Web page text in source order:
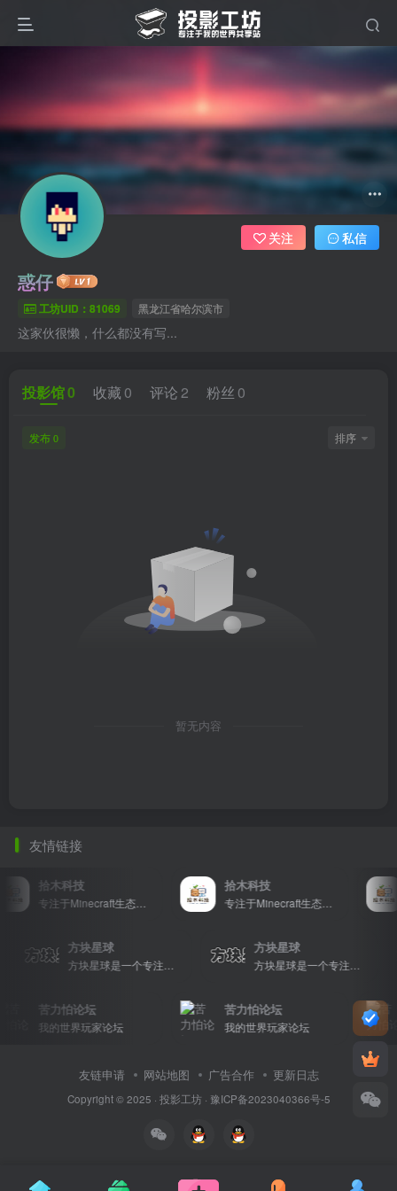
惑仔
工坊UID：81069 黑龙江省哈尔滨市
这家伙很懒，什么都没有写...
关注 私信
投影馆0 收藏 0 评论 2 粉丝 0
发布 0 排序
暂无内容
友情链接
拾木科技
专注于Minecraft生态建设
拾木科技
专注于Minecraft生态建设
方块星球
方块星球是一个专注于我的世界的中文论坛，提供丰富的资源分享、玩家交流和创意展示，包括地图、皮肤、数据包等内容，打造Minecraft玩家的专属社区乐园！
方块星球
方块星球是一个专注于我的世界的中文论坛，提供丰富的资源分享、玩家交流和创意展示，包括地图、皮肤、数据包等内容，打造Minecraft玩家的专属社区乐园！
苦力怕论坛
我的世界玩家论坛
苦力怕论坛
我的世界玩家论坛
友链申请 网站地图 广告合作 更新日志
Copyright © 2025 · 投影工坊· 豫ICP备2023040366号-5